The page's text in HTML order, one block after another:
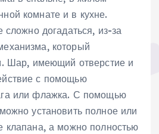
комнате и в кухне.
сложно догадаться, из-за
который
Шар, имеющий отверстие и
с помощью
или флажка. С помощью
установить полное или
клапана, а можно полностью